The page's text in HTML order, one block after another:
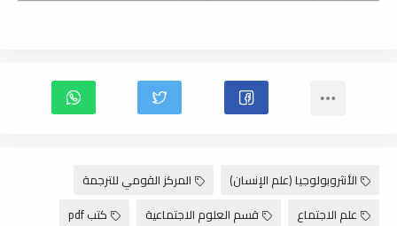
الأنثروبولوجيا (علم الإنسان)
المركز القومي للترجمة
علم الاجتماع
قسم العلوم الاجتماعية كتب pdf